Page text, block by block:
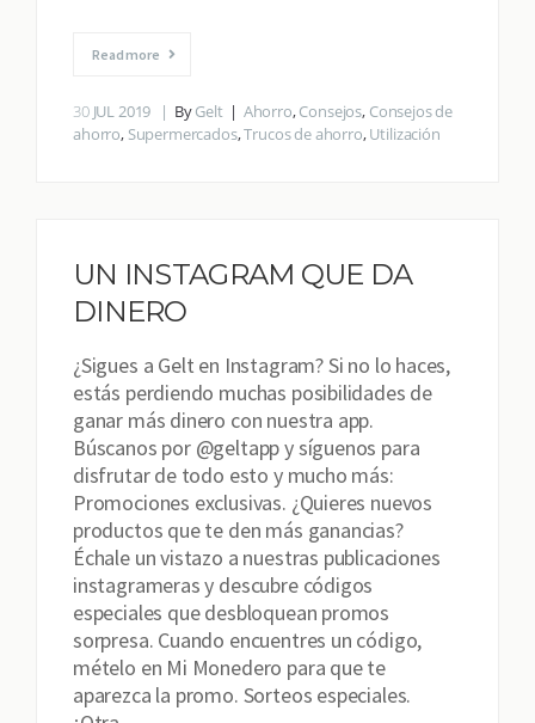
Read more
30 JUL 2019 ByGelt Ahorro,Consejos, Consejos de
ahorro, Supermercados,Trucos de ahorro,Utilización
UN INSTAGRAM QUE DA
DINERO
¿Sigues a Gelt en Instagram? Si no lo haces,
estás perdiendo muchas posibilidades de
ganar más dinero con nuestra app.
Búscanos por @geltapp y síguenos para
disfrutar de todo esto y mucho más:
Promociones exclusivas. ¿Quieres nuevos
productos que te den más ganancias?
Échale un vistazo a nuestras publicaciones
instagrameras y descubre códigos
especiales que desbloquean promos
sorpresa. Cuando encuentres un código,
mételo en Mi Monedero para que te
aparezca la promo. Sorteos especiales.